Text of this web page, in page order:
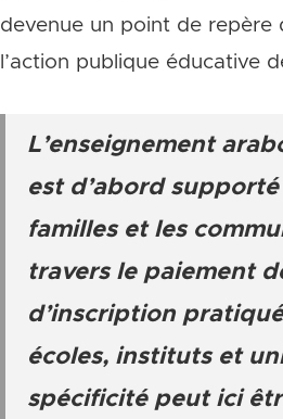
devenue un point de repère
l’action publique éducative
L’enseignement
est d’abord
familles et les
travers le paiement
d’inscription
écoles, instituts et
spécificité peut ici